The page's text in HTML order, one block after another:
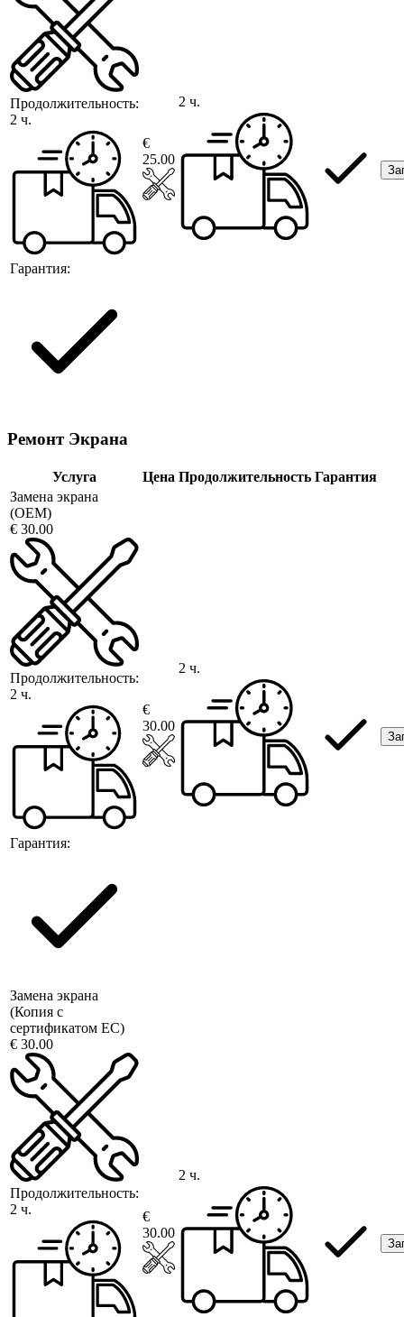
Продолжительность:
2 ч.
Гарантия:
€
25.00
2 ч.
Ремонт Экрана
Услуга Цена Продолжительность Гарантия
Замена экрана
(OEM)
€ 30.00
Продолжительность:
2 ч.
Гарантия:
€
30.00
2 ч.
Замена экрана
(Копия с
сертификатом ЕС)
€ 30.00
Продолжительность:
2 ч.
€
30.00
2 ч.